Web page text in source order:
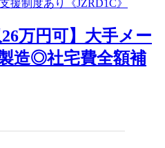
万円可】大手メー
造◎社宅費全額補